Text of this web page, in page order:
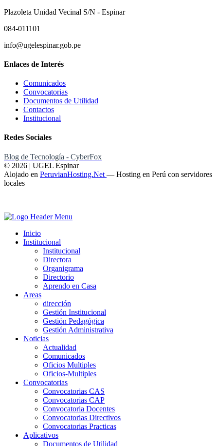
Plazoleta Unidad Vecinal S/N - Espinar
084-011101
info@ugelespinar.gob.pe
Enlaces de Interés
Comunicados
Convocatorias
Documentos de Utilidad
Contactos
Institucional
Redes Sociales
Blog de Tecnología - CyberFox
© 2026 | UGEL Espinar
Alojado en PeruvianHosting.Net — Hosting en Perú con servidores
locales
Inicio
Institucional
Institucional
Directora
Organigrama
Directorio
Aprendo en Casa
Areas
dirección
Gestión Institucional
Gestión Pedagógica
Gestión Administrativa
Noticias
Actualidad
Comunicados
Oficios Multiples
Oficios-Multiples
Convocatorias
Convocatorias CAS
Convocatorias CAP
Convocatoria Docentes
Convocatorias Directivos
Convocatorias Practicas
Aplicativos
Documentos de Utilidad